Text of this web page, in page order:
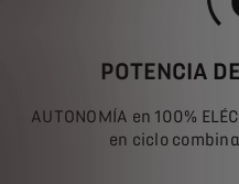
POTENCIA
AUTONOMÍA en 100%
en ciclo